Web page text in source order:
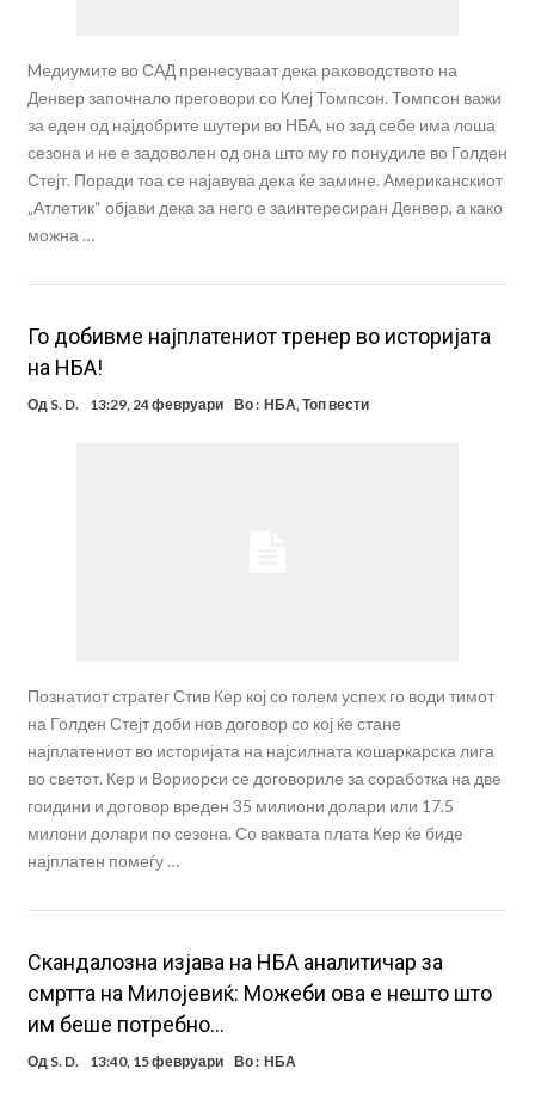
Meдиумите во САД пренесуваат дека раководството на
Денвер започнало преговори со Клеј Томпсон. Томпсон важи
за еден од најдобрите шутери во НБА, но зад себе има лоша
сезона и не е задоволен од она што му го понудиле во Голден
Стејт. Поради тоа се најавува дека ќе замине. Американскиот
„Атлетик“ објави дека за него е заинтересиран Денвер, а како
можна …
Го добивме најплатениот тренер во историјата
на НБА!
Од S. D. 13:29, 24 февруари Во : НБА,Топ вести
Познатиот стратег Стив Кер кој со голем успех го води тимот
на Голден Стејт доби нов договор со кој ќе стане
најплатениот во историјата на најсилната кошаркарска лига
во светот. Кер и Вориорси се договориле за соработка на две
гоидини и договор вреден 35 милиони долари или 17.5
милони долари по сезона. Со ваквата плата Кер ќе биде
најплатен помеѓу …
Скандалозна изјава на НБА аналитичар за
смртта на Милојевиќ: Можеби ова е нешто што
им беше потребно…
Од S. D. 13:40, 15 февруари Во : НБА